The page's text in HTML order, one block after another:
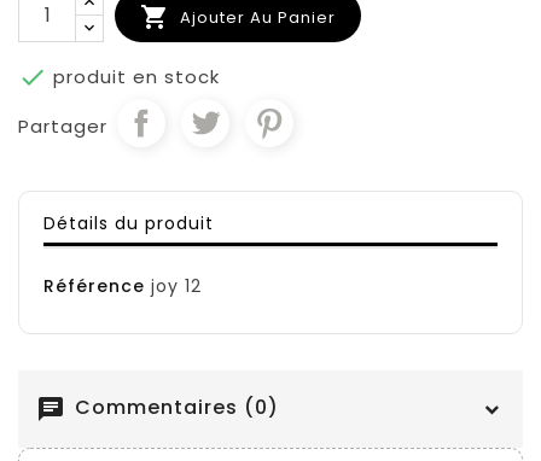
 Ajouter Au Panier
 produit en stock
Partager
Détails du produit
Référence joy 12
chat Commentaires (0)